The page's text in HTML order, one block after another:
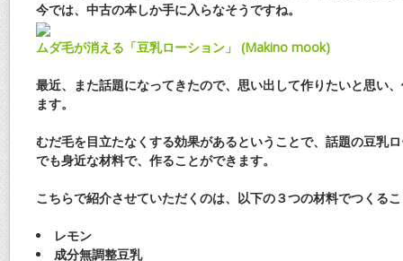
今では、中古の本しか手に入らなそうですね。
ムダ毛が消える「豆乳ローション」 (Makino mook)
最近、また話題になってきたので、思い出して作りたいと思い
ます。
むだ毛を目立たなくする効果があるということで、話題の豆乳
でも身近な材料で、作ることができます。
こちらで紹介させていただくのは、以下の３つの材料でつくる
レモン
成分無調整豆乳